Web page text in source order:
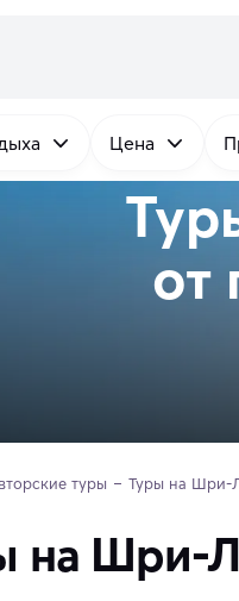
Цена
от
туры Туры на Шри-
на Шри-